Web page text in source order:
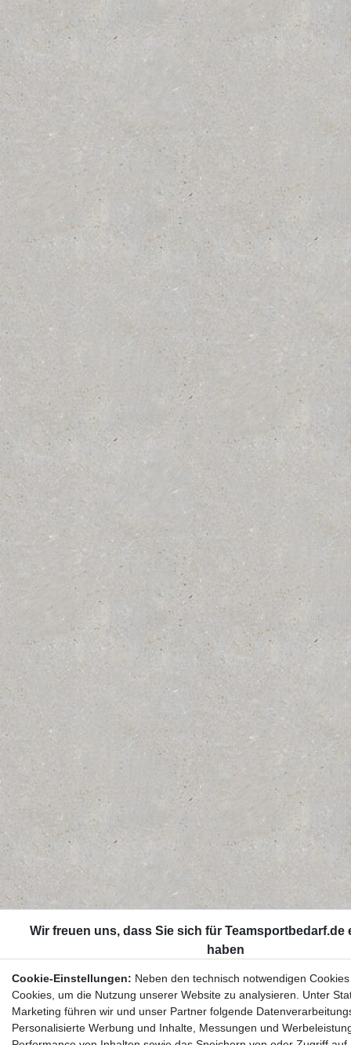
Cookie-Einstellungen: Neben den technisch notwendigen
Cookies, um die Nutzung unserer Website zu analysieren. Unter
Marketing führen wir und unser Partner folgende
Personalisierte Werbung und Inhalte, Messungen und